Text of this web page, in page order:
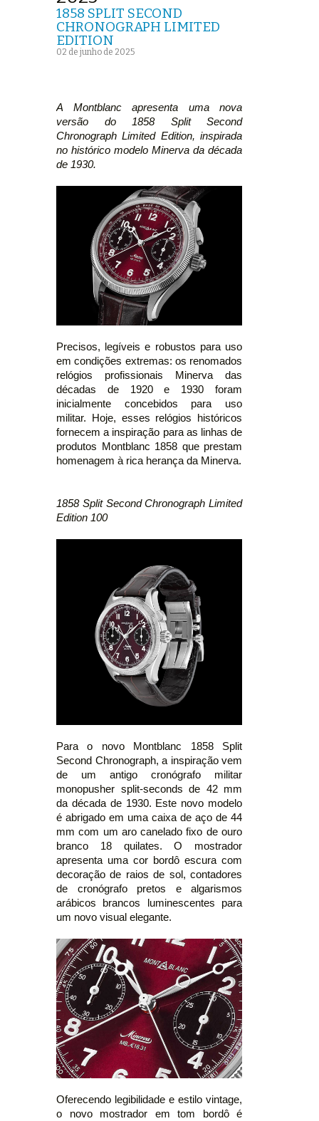
1858 SPLIT SECOND
CHRONOGRAPH LIMITED
EDITION
02 de junho de 2025
A Montblanc apresenta uma nova
versão do 1858 Split Second
Chronograph Limited Edition, inspirada
no histórico modelo Minerva da década
de 1930.
Precisos, legíveis e robustos para uso
em condições extremas: os renomados
relógios profissionais Minerva das
décadas de 1920 e 1930 foram
inicialmente concebidos para uso
militar. Hoje, esses relógios históricos
fornecem a inspiração para as linhas de
produtos Montblanc 1858 que prestam
homenagem à rica herança da Minerva.
1858 Split Second Chronograph Limited
Edition 100
Para o novo Montblanc 1858 Split
Second Chronograph, a inspiração vem
de um antigo cronógrafo militar
monopusher split-seconds de 42 mm
da década de 1930. Este novo modelo
é abrigado em uma caixa de aço de 44
mm com um aro canelado fixo de ouro
branco 18 quilates. O mostrador
apresenta uma cor bordô escura com
decoração de raios de sol, contadores
de cronógrafo pretos e algarismos
arábicos brancos luminescentes para
um novo visual elegante.
Oferecendo legibilidade e estilo vintage,
o novo mostrador em tom bordô é